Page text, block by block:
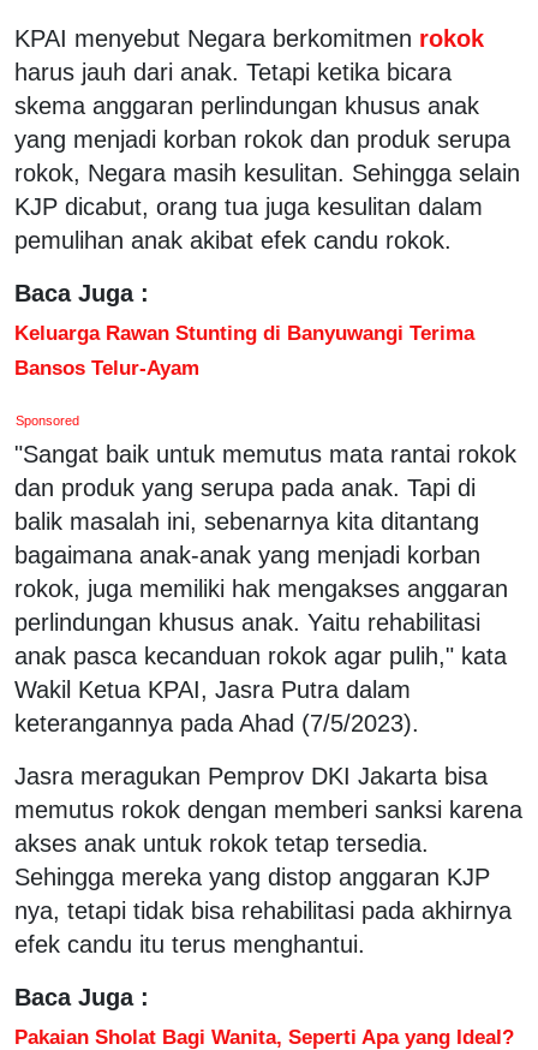
KPAI menyebut Negara berkomitmen rokok
harus jauh dari anak. Tetapi ketika bicara
skema anggaran perlindungan khusus anak
yang menjadi korban rokok dan produk serupa
rokok, Negara masih kesulitan. Sehingga selain
KJP dicabut, orang tua juga kesulitan dalam
pemulihan anak akibat efek candu rokok.
Baca Juga :
Keluarga Rawan Stunting di Banyuwangi Terima
Bansos Telur-Ayam
Sponsored
"Sangat baik untuk memutus mata rantai rokok
dan produk yang serupa pada anak. Tapi di
balik masalah ini, sebenarnya kita ditantang
bagaimana anak-anak yang menjadi korban
rokok, juga memiliki hak mengakses anggaran
perlindungan khusus anak. Yaitu rehabilitasi
anak pasca kecanduan rokok agar pulih," kata
Wakil Ketua KPAI, Jasra Putra dalam
keterangannya pada Ahad (7/5/2023).
Jasra meragukan Pemprov DKI Jakarta bisa
memutus rokok dengan memberi sanksi karena
akses anak untuk rokok tetap tersedia.
Sehingga mereka yang distop anggaran KJP
nya, tetapi tidak bisa rehabilitasi pada akhirnya
efek candu itu terus menghantui.
Baca Juga :
Pakaian Sholat Bagi Wanita, Seperti Apa yang Ideal?